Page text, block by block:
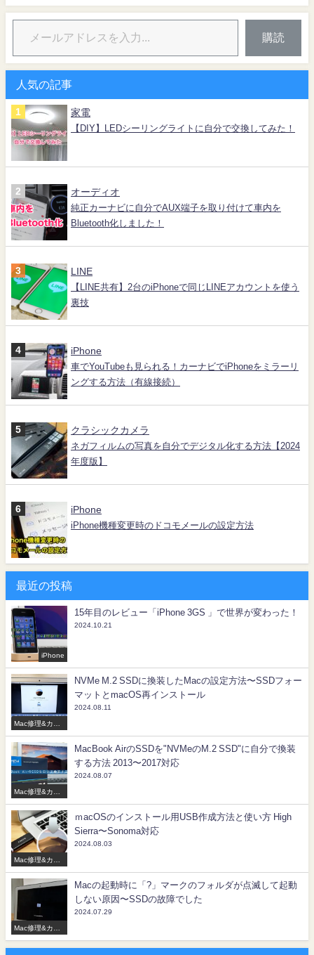
購読
人気の記事
家電
【DIY】LEDシーリングライトに自分で交換してみた！
オーディオ
純正カーナビに自分でAUX端子を取り付けて車内を
Bluetooth化しました！
LINE
【LINE共有】2台のiPhoneで同じLINEアカウントを使う
裏技
iPhone
車でYouTubeも見られる！カーナビでiPhoneをミラーリ
ングする方法（有線接続）
クラシックカメラ
ネガフィルムの写真を自分でデジタル化する方法【2024
年度版】
iPhone
iPhone機種変更時のドコモメールの設定方法
最近の投稿
iPhone
15年目のレビュー「iPhone 3GS 」で世界が変わった！
2024.10.21
Mac修理&カス
NVMe M.2 SSDに換装したMacの設定方法〜SSDフォー
マットとmacOS再インストール
2024.08.11
Mac修理&カス
MacBook AirのSSDを"NVMeのM.2 SSD"に自分で換装
する方法 2013〜2017対応
2024.08.07
Mac修理&カス
ｍacOSのインストール用USB作成方法と使い方 High
Sierra〜Sonoma対応
2024.08.03
Mac修理&カス
Macの起動時に「?」マークのフォルダが点滅して起動
しない原因〜SSDの故障でした
2024.07.29